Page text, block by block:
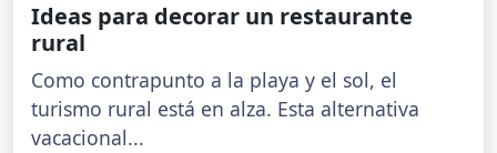
Ideas para decorar un restaurante
rural
Como contrapunto a la playa y el sol, el
turismo rural está en alza. Esta alternativa
vacacional...